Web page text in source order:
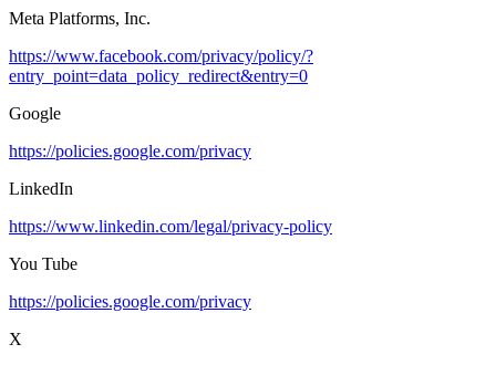
Meta Platforms, Inc.
https://www.facebook.com/privacy/policy/?
entry_point=data_policy_redirect&entry=0
Google
https://policies.google.com/privacy
LinkedIn
https://www.linkedin.com/legal/privacy-policy
You Tube
https://policies.google.com/privacy
X